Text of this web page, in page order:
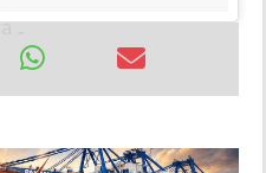
Una publicación compartida de